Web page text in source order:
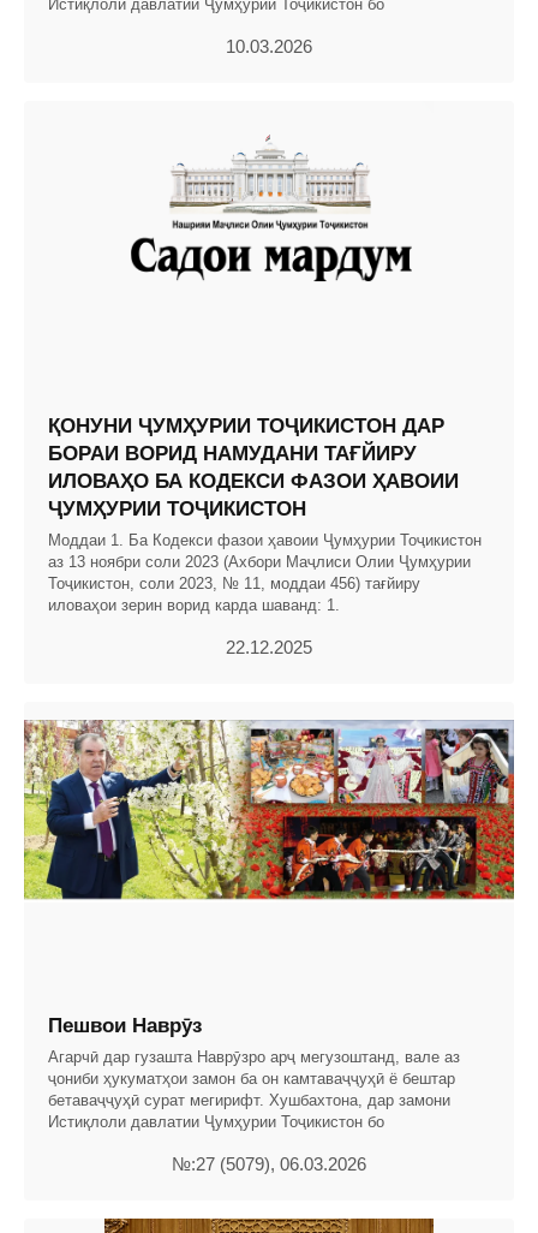
Истиқлоли давлатии Ҷумҳурии Тоҷикистон бо
10.03.2026
ҚОНУНИ ҶУМҲУРИИ ТОҶИКИСТОН ДАР
БОРАИ ВОРИД НАМУДАНИ ТАҒЙИРУ
ИЛОВАҲО БА КОДЕКСИ ФАЗОИ ҲАВОИИ
ҶУМҲУРИИ ТОҶИКИСТОН
Моддаи 1. Ба Кодекси фазои ҳавоии Ҷумҳурии Тоҷикистон
аз 13 ноябри соли 2023 (Ахбори Маҷлиси Олии Ҷумҳурии
Тоҷикистон, соли 2023, № 11, моддаи 456) тағйиру
иловаҳои зерин ворид карда шаванд: 1.
22.12.2025
Пешвои Наврӯз
Агарчӣ дар гузашта Наврӯзро арҷ мегузоштанд, вале аз
ҷониби ҳукуматҳои замон ба он камтаваҷҷуҳӣ ё бештар
бетаваҷҷуҳӣ сурат мегирифт. Хушбахтона, дар замони
Истиқлоли давлатии Ҷумҳурии Тоҷикистон бо
№:27 (5079), 06.03.2026